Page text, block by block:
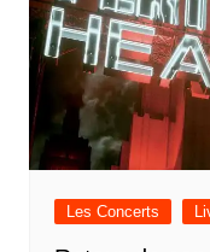
Les Concerts